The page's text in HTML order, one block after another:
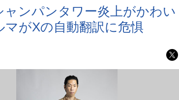
ャンパンタワー炎上がかわい
がXの自動翻訳に危惧